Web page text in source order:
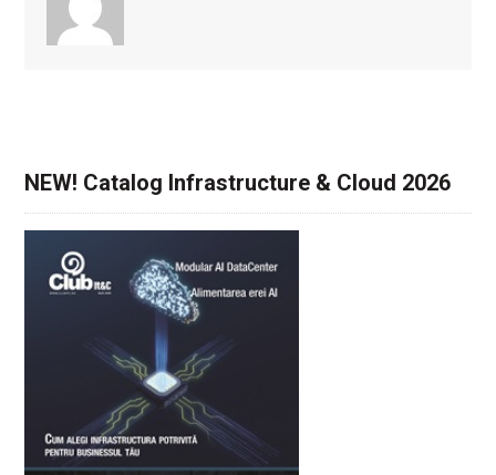
NEW! Catalog Infrastructure & Cloud 2026